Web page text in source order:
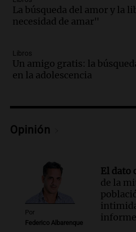
Audio.Oncativo
Nacional del Salame con
Episodios
Audio.El reclamo del
Noticias Rosario
Audio.
Panorama Federal
Episodios
Audio.Uspallata
de nieve que deja
camiones por más de
Noticias
La búsqueda del amor y la
necesidad de amar"
Libros
Un amigo gratis: la
en la adolescencia
Opinión
Por
Federico Albarenque
El dato
de la
informe